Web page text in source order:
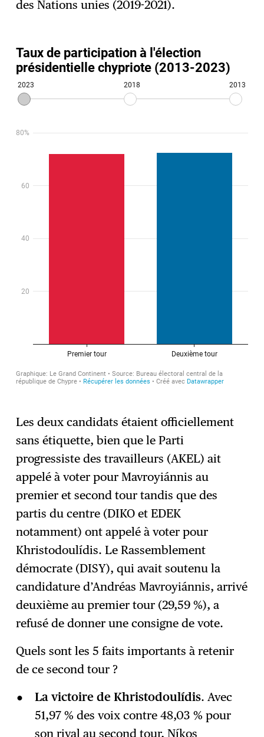
des Nations unies (2019-2021).
Les deux candidats étaient officiellement
sans étiquette, bien que le Parti
progressiste des travailleurs (AKEL) ait
appelé à voter pour Mavroyiánnis au
premier et second tour tandis que des
partis du centre (DIKO et EDEK
notamment) ont appelé à voter pour
Khristodoulídis. Le Rassemblement
démocrate (DISY), qui avait soutenu la
candidature d’Andréas Mavroyiánnis, arrivé
deuxième au premier tour (29,59 %), a
refusé de donner une consigne de vote.
Quels sont les 5 faits importants à retenir
de ce second tour ?
La victoire de Khristodoulídis. Avec
51,97 % des voix contre 48,03 % pour
son rival au second tour, Níkos